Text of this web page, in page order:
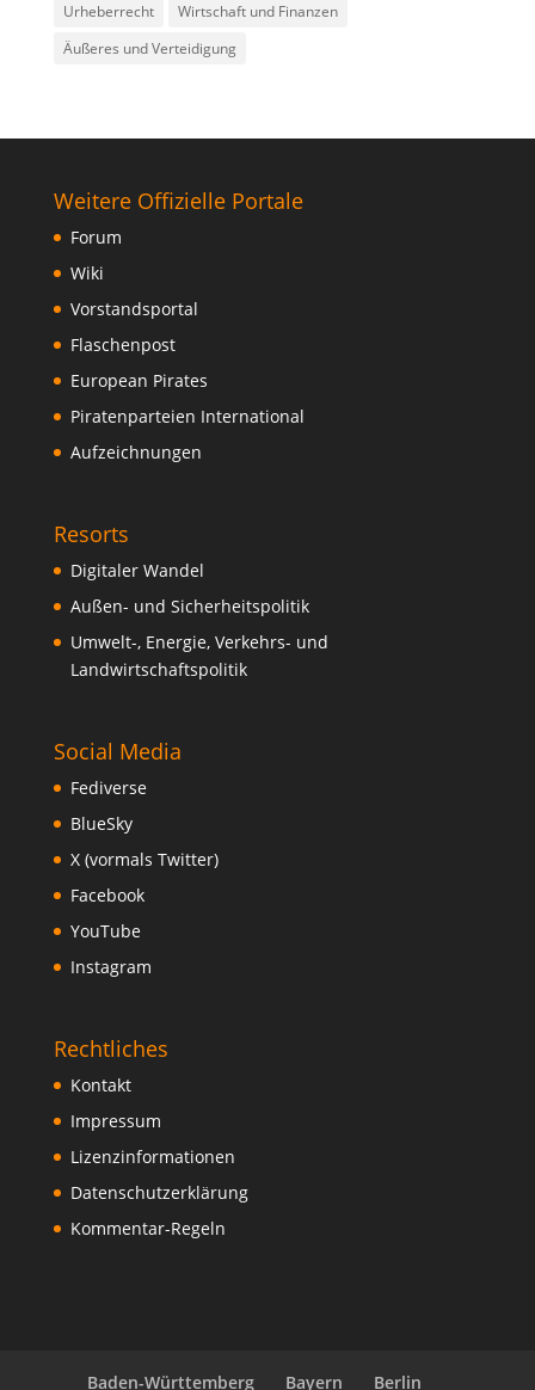
Urheberrecht
Wirtschaft und Finanzen
Äußeres und Verteidigung
Weitere Offizielle Portale
Forum
Wiki
Vorstandsportal
Flaschenpost
European Pirates
Piratenparteien International
Aufzeichnungen
Resorts
Digitaler Wandel
Außen- und Sicherheitspolitik
Umwelt-, Energie, Verkehrs- und
Landwirtschaftspolitik
Social Media
Fediverse
BlueSky
X (vormals Twitter)
Facebook
YouTube
Instagram
Rechtliches
Kontakt
Impressum
Lizenzinformationen
Datenschutzerklärung
Kommentar-Regeln
Baden-Württemberg Bayern Berlin